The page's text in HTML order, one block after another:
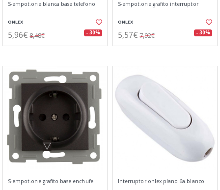
S-empot.one blanca base telefono
ONLEX
5,96€ 8,48€ - 30%
S-empot.one grafito interruptor
ONLEX
5,57€ 7,92€ - 30%
S-empot.one grafito base enchufe Interruptor onlex plano 6a.blanco